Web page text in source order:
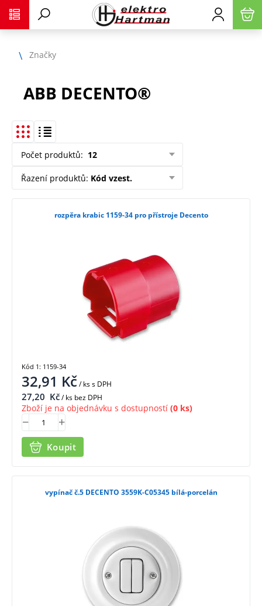
Značky
ABB DECENTO®
Počet produktů: 12
Řazení produktů: Kód vzest.
rozpěra krabic 1159-34 pro přístroje Decento
32,91 Kč/ kss DPH
27,20 Kč/ ks bez DPH
Zboží je na objednávku s dostupností (0 ks)
Koupit
Kód 1: 1159-34
vypínač č.5 DECENTO 3559K-C05345 bílá-porcelán